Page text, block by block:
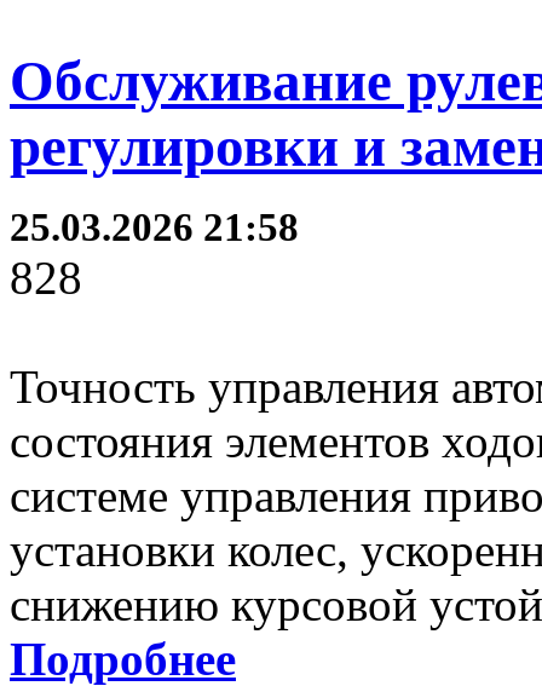
Обслуживание
регулировки и
25.03.2026 21:58
828
Точность управления
состояния элементов
системе управления
установки колес,
снижению курсовой
Подробнее